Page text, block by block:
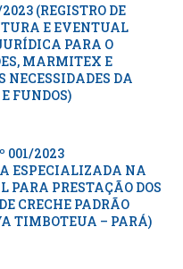
(REGISTRO DE
E EVENTUAL
PARA O
MARMITEX E
NECESSIDADES DA
FUNDOS)
001/2023
ESPECIALIZADA NA
PARA PRESTAÇÃO DOS
CRECHE PADRÃO
TIMBOTEUA – PARÁ)